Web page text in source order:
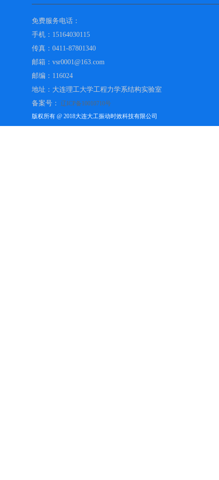
免费服务电话：
手机：15164030115
传真：0411-87801340
邮箱：vsr0001@163.com
邮编：116024
地址：大连理工大学工程力学系结构实验室
备案号：
辽ICP备10010710号
版权所有 @ 2018大连大工振动时效科技有限公司